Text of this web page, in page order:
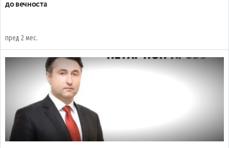
до вечноста
пред 2 мес.